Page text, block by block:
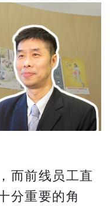
而前线员工直
分重要的角